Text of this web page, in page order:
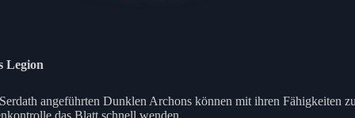
Legion
angeführten Dunklen Archons können mit ihren Fähigkeiten